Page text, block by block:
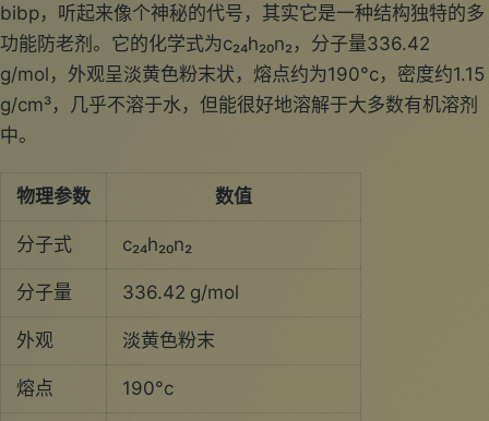
bibp，听起来像个神秘的代号，其实它是一种结构独特的多
功能防老剂。它的化学式为c₂₄h₂₀n₂，分子量336.42
g/mol，外观呈淡黄色粉末状，熔点约为190°c，密度约1.15
g/cm³，几乎不溶于水，但能很好地溶解于大多数有机溶剂
中。
物理参数
数值
分子式
c₂₄h₂₀n₂
分子量
336.42 g/mol
外观
淡黄色粉末
熔点
190°c